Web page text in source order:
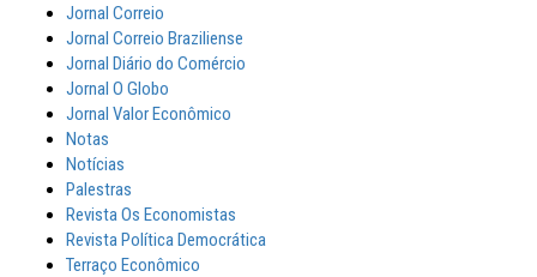
Jornal Correio
Jornal Correio Braziliense
Jornal Diário do Comércio
Jornal O Globo
Jornal Valor Econômico
Notas
Notícias
Palestras
Revista Os Economistas
Revista Política Democrática
Terraço Econômico